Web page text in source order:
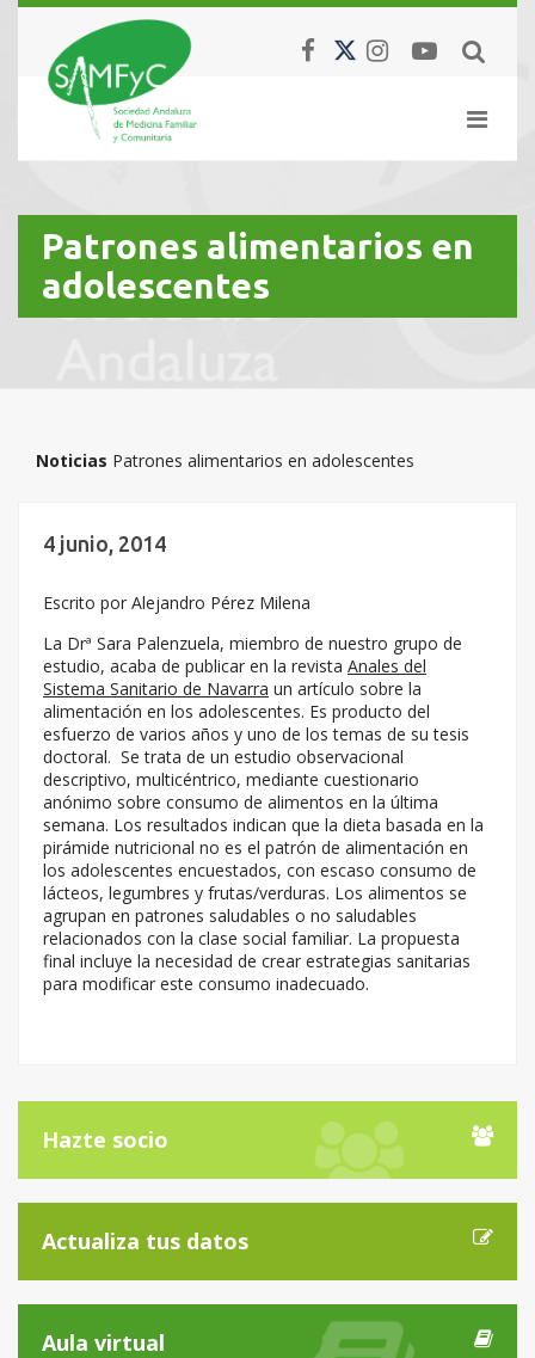
Patrones alimentarios en
adolescentes
Noticias Patrones alimentarios en adolescentes
4 junio, 2014
Escrito por Alejandro Pérez Milena
La Drª Sara Palenzuela, miembro de nuestro grupo de
estudio, acaba de publicar en la revista Anales del
Sistema Sanitario de Navarra un artículo sobre la
alimentación en los adolescentes. Es producto del
esfuerzo de varios años y uno de los temas de su tesis
doctoral. Se trata de un estudio observacional
descriptivo, multicéntrico, mediante cuestionario
anónimo sobre consumo de alimentos en la última
semana. Los resultados indican que la dieta basada en la
pirámide nutricional no es el patrón de alimentación en
los adolescentes encuestados, con escaso consumo de
lácteos, legumbres y frutas/verduras. Los alimentos se
agrupan en patrones saludables o no saludables
relacionados con la clase social familiar. La propuesta
final incluye la necesidad de crear estrategias sanitarias
para modificar este consumo inadecuado.
Hazte socio
Actualiza tus datos
Aula virtual